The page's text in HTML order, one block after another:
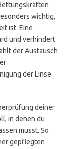
wichtig,
ist. Eine
und verhindert
der Austausch
der Linse
deiner
in denen du
musst. So
gepflegten